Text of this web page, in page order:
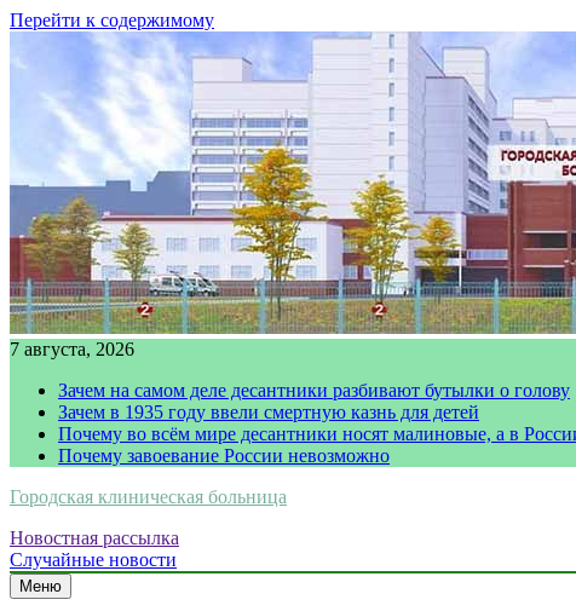
Перейти к содержимому
7 августа, 2026
Зачем на самом деле десантники разбивают бутылки о голову
Зачем в 1935 году ввели смертную казнь для детей
Почему во всём мире десантники носят малиновые, а в
Почему завоевание России невозможно
Городская клиническая больница
Новостная рассылка
Случайные новости
Меню